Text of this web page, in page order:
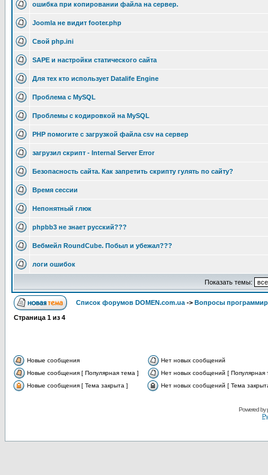
ошибка при копировании файла на сервер.
Joomla не видит footer.php
Свой php.ini
SAPE и настройки статического сайта
Для тех кто использует Datalife Engine
Проблема с MySQL
Проблемы с кодировкой на MySQL
PHP помогите с загрузкой файла csv на сервер
загрузил скрипт - Internal Server Error
Безопасность сайта. Как запретить скрипту гулять по сайту?
Время сессии
Непонятный глюк
phpbb3 не знает русский???
Вебмейл RoundCube. Побыл и убежал???
логи ошибок
Показать темы:
Список форумов DOMEN.com.ua -> Вопросы
Страница 1 из 4
Новые сообщения
Нет новых сообщений
Новые сообщения [ Популярная тема ]
Нет новых сообщений [ Популярная
Новые сообщения [ Тема закрыта ]
Нет новых сообщений [ Тема
Powered by